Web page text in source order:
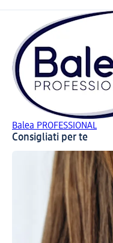
Balea PROFESSIONAL
Consigliati per te